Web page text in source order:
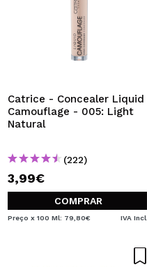
Catrice - Concealer Liquid
Camouflage - 005: Light
Natural
(222)
3,99€
COMPRAR
Preço x 100 Ml: 79,80€ IVA Incl.